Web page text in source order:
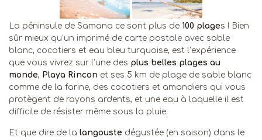
La péninsule de Samana ce sont plus de 100 plages ! Bien
sûr mieux qu’un imprimé de carte postale avec sable
blanc, cocotiers et eau bleu turquoise, est l’expérience
que vous vivrez sur l’une des plus belles plages au
monde, Playa Rincon et ses 5 km de plage de sable blanc
comme de la farine, des cocotiers et amandiers qui vous
protègent de rayons ardents, et une eau à laquelle il est
difficile de résister même sous la pluie.
Et que dire de la langouste dégustée (en saison) dans le